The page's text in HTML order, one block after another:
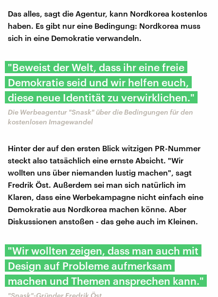
Das alles, sagt die Agentur, kann Nordkorea kostenlos
haben. Es gibt nur eine Bedingung: Nordkorea muss
sich in eine Demokratie verwandeln.
"Beweist der Welt, dass ihr eine freie
Demokratie seid und wir helfen euch,
diese neue Identität zu verwirklichen."
Die Werbeagentur "Snask" über die Bedingungen für den
kostenlosen Imagewandel
Hinter der auf den ersten Blick witzigen PR-Nummer
steckt also tatsächlich eine ernste Absicht. "Wir
wollten uns über niemanden lustig machen", sagt
Fredrik Öst. Außerdem sei man sich natürlich im
Klaren, dass eine Werbekampagne nicht einfach eine
Demokratie aus Nordkorea machen könne. Aber
Diskussionen anstoßen - das gehe auch im Kleinen.
"Wir wollten zeigen, dass man auch mit
Design auf Probleme aufmerksam
machen und Themen ansprechen kann."
"Snask"-Gründer Fredrik Öst